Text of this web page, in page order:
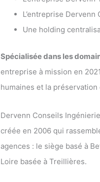
L’entreprise
Une holding
Spécialisée dans les
entreprise à mission en
humaines et la
Dervenn Conseils
créée en 2006 qui
agences : le siège basé à
Loire basée à Treillières.